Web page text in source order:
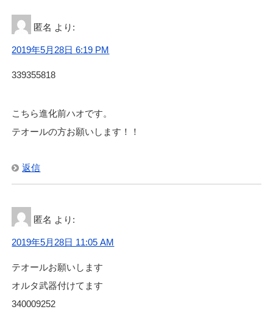
匿名 より:
2019年5月28日 6:19 PM
339355818
こちら進化前ハオです。
テオールの方お願いします！！
返信
匿名 より:
2019年5月28日 11:05 AM
テオールお願いします
オルタ武器付けてます
340009252